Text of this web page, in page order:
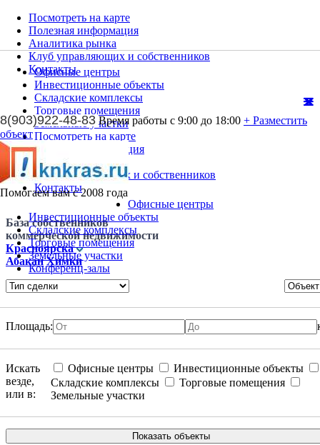
Посмотреть на карте
Полезная информация
Аналитика рынка
Клуб управляющих и собственников
Контакты
8(903)922-48-83 Время работы с 9:00 до 18:00 + Разместить
объект
Помогаем вам с 2008 года
Офисные центры
Инвестиционные объекты
Складские комплексы
Торговые помещения
Земельные участки
Конференц-залы
Офисные центры
Инвестиционные объекты
Складские комплексы
Торговые помещения
Земельные участки
Посмотреть на карте
Полезная информация
Аналитика рынка
Клуб управляющих и собственников
Контакты
База собственников
коммерческой недвижимости
Красноярска
Абакан Химки
Площадь:
Искать
везде,
или в:
Офисные центры
Инвестиционные объекты
Складские комплексы
Торговые помещения
Земельные участки